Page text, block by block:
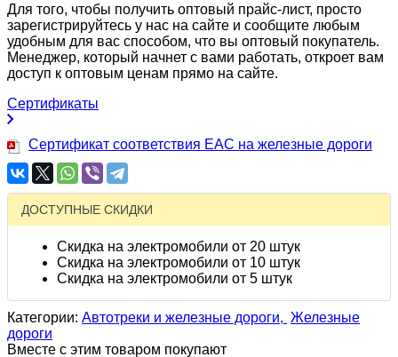
Для того, чтобы получить оптовый прайс-лист, просто
зарегистрируйтесь у нас на сайте и сообщите любым
удобным для вас способом, что вы оптовый покупатель.
Менеджер, который начнет с вами работать, откроет вам
доступ к оптовым ценам прямо на сайте.
Сертификаты
Сертификат соответствия EAC на железные дороги
ДОСТУПНЫЕ СКИДКИ
Скидка на электромобили от 20 штук
Скидка на электромобили от 10 штук
Скидка на электромобили от 5 штук
Категории: Автотреки и железные дороги, Железные
дороги
Вместе с этим товаром покупают